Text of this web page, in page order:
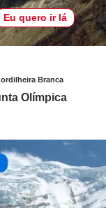
Eu quero ir lá
Branca
Olímpica